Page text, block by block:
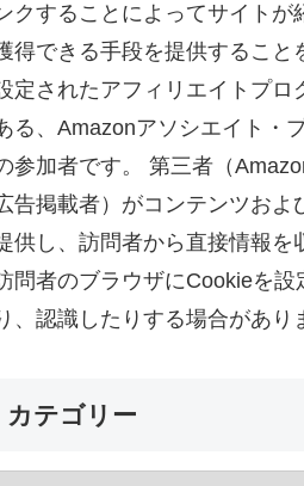
クすることによってサイトが
得できる手段を提供すること
定されたアフィリエイトプロ
る、Amazonアソシエイト・
参加者です。 第三者（
告掲載者）がコンテンツおよ
供し、訪問者から直接情報を
問者のブラウザにCookieを設
、認識したりする場合があり
カテゴリー